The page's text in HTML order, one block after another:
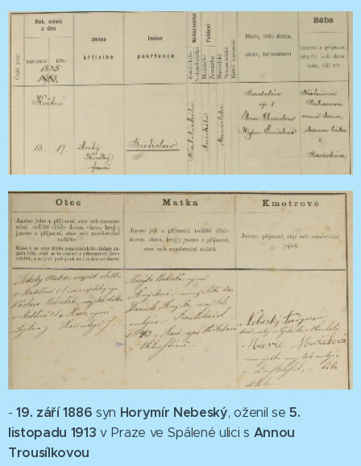
-19. září 1886 syn Horymír Nebeský, oženil se 5.
listopadu 1913 v Praze ve Spálené ulici s Annou
Trousílkovou